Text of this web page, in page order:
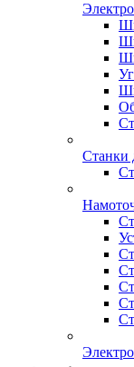
Станки